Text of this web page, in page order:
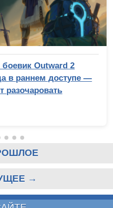
Outward 2
в раннем доступе —
разочаровать
→